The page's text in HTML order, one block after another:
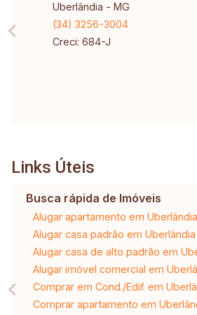
Uberlândia - MG
(34) 3256-3004
Creci: 684-J
Links Úteis
Busca rápida de Imóveis
Alugar apartamento em Uberlândia
Alugar casa padrão em Uberlândia
Alugar casa de alto padrão em
Alugar imóvel comercial em
Comprar em Cond./Edif. em
Comprar apartamento em